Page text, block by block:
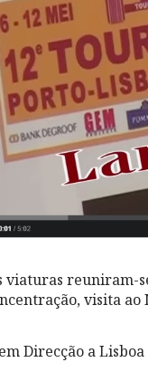
viaturas reuniram-
visita ao
Direcção a